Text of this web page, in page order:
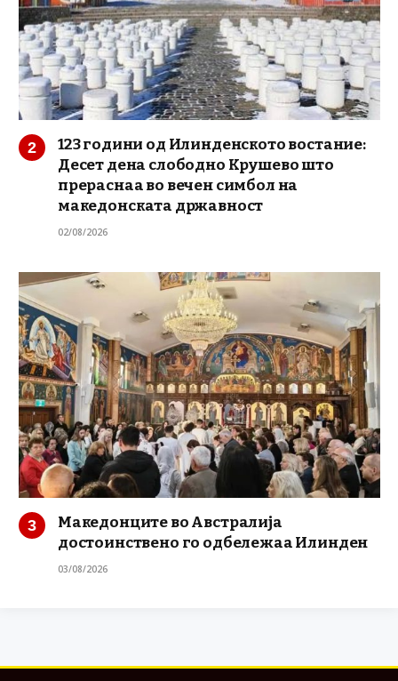
123 години од Илинденското востание:
Десет дена слободно Крушево што
прераснаа во вечен симбол на
македонската државност
02/08/2026
Македонците во Австралија
достоинствено го одбележаа Илинден
03/08/2026